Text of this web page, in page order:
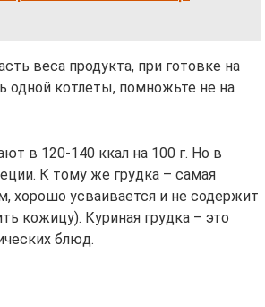
веса продукта, при готовке на
одной котлеты, помножьте не на
в 120-140 ккал на 100 г. Но в
К тому же грудка – самая
хорошо усваивается и не содержит
кожицу). Куриная грудка – это
блюд.